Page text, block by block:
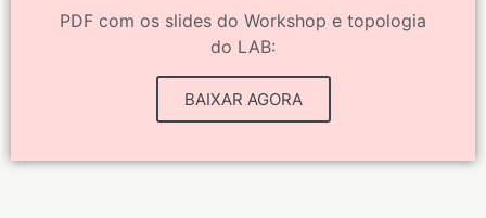
PDF com os slides do Workshop e topologia
do LAB:
BAIXAR AGORA